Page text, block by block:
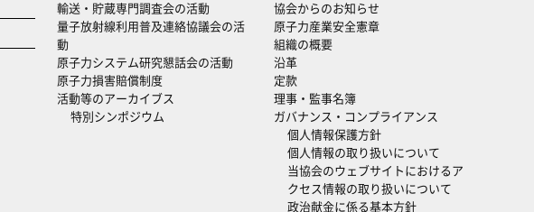
輸送・貯蔵専門調査会の活動
量子放射線利用普及連絡協議会の活
動
原子力システム研究懇話会の活動
原子力損害賠償制度
活動等のアーカイブス
特別シンポジウム
協会からのお知らせ
原子力産業安全憲章
組織の概要
沿革
定款
理事・監事名簿
ガバナンス・コンプライアンス
個人情報保護方針
個人情報の取り扱いについて
当協会のウェブサイトにおけるア
クセス情報の取り扱いについて
政治献金に係る基本方針